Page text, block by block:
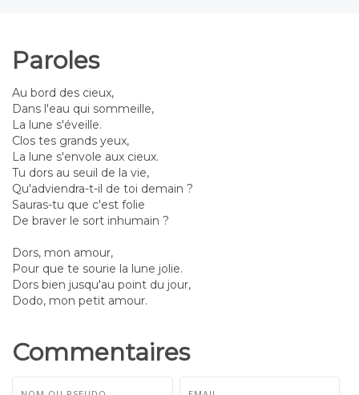
Paroles
Au bord des cieux,
Dans l'eau qui sommeille,
La lune s'éveille.
Clos tes grands yeux,
La lune s'envole aux cieux.
Tu dors au seuil de la vie,
Qu'adviendra-t-il de toi demain ?
Sauras-tu que c'est folie
De braver le sort inhumain ?
Dors, mon amour,
Pour que te sourie la lune jolie.
Dors bien jusqu'au point du jour,
Dodo, mon petit amour.
Commentaires